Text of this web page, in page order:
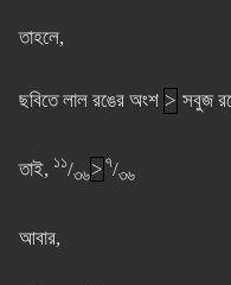
তাহলে,
ছবিতে লাল রঙের অংশ > সবুজ
তাই, ১১/৩৬>৭/৩৬
আবার,